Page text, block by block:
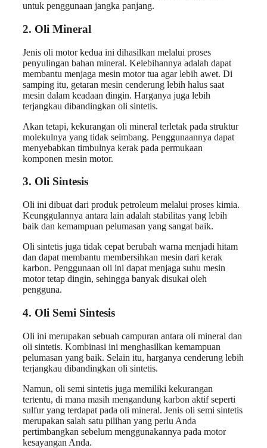
untuk penggunaan jangka panjang.
2. Oli Mineral
Jenis oli motor kedua ini dihasilkan melalui proses
penyulingan bahan mineral. Kelebihannya adalah dapat
membantu menjaga mesin motor tua agar lebih awet. Di
samping itu, getaran mesin cenderung lebih halus saat
mesin dalam keadaan dingin. Harganya juga lebih
terjangkau dibandingkan oli sintetis.
Akan tetapi, kekurangan oli mineral terletak pada struktur
molekulnya yang tidak seimbang. Penggunaannya dapat
menyebabkan timbulnya kerak pada permukaan
komponen mesin motor.
3. Oli Sintesis
Oli ini dibuat dari produk petroleum melalui proses kimia.
Keunggulannya antara lain adalah stabilitas yang lebih
baik dan kemampuan pelumasan yang sangat baik.
Oli sintetis juga tidak cepat berubah warna menjadi hitam
dan dapat membantu membersihkan mesin dari kerak
karbon. Penggunaan oli ini dapat menjaga suhu mesin
motor tetap dingin, sehingga banyak disukai oleh
pengguna.
4. Oli Semi Sintesis
Oli ini merupakan sebuah campuran antara oli mineral dan
oli sintetis. Kombinasi ini menghasilkan kemampuan
pelumasan yang baik. Selain itu, harganya cenderung lebih
terjangkau dibandingkan oli sintetis.
Namun, oli semi sintetis juga memiliki kekurangan
tertentu, di mana masih mengandung karbon aktif seperti
sulfur yang terdapat pada oli mineral. Jenis oli semi sintetis
merupakan salah satu pilihan yang perlu Anda
pertimbangkan sebelum menggunakannya pada motor
kesayangan Anda.